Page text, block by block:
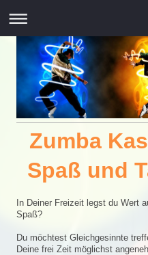
Zumba
Spaß und
In Deiner Freizeit legst du Wert
Spaß?
Du möchtest Gleichgesinnte
Deine frei Zeit möglichst